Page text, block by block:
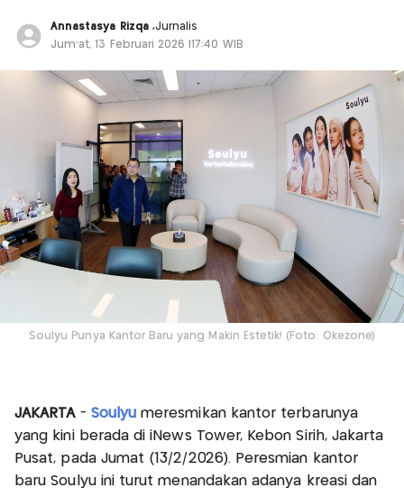
Annastasya Rizqa ,Jurnalis
Jum'at, 13 Februari 2026 |17:40 WIB
Soulyu Punya Kantor Baru yang Makin Estetik! (Foto: Okezone)
JAKARTA- Soulyu meresmikan kantor terbarunya
yang kini berada di iNews Tower, Kebon Sirih, Jakarta
Pusat, pada Jumat (13/2/2026). Peresmian kantor
baru Soulyu ini turut menandakan adanya kreasi dan